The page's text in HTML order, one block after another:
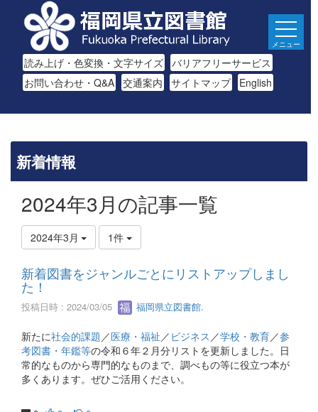
読み上げ・色変換・文字サイズ バリアフリーサービス
お問い合わせ・Q&A 交通案内 サイトマップ English
メニュー
新着情報
2024年3月の記事一覧
2024年3月 1件
新着図書をジャンルごとにリストアップしまし
た！
投稿日時 : 2024/03/05 福岡県立図書館.
新たに社会的課題／医療・福祉／ ビジネス ／学校・教育／参
考図書・年鑑等の令和６年２月分リストを更新しました。日
常的なものから専門的なものまで、調べもの等に役立つ本が
多くあります。ぜひご活用ください。